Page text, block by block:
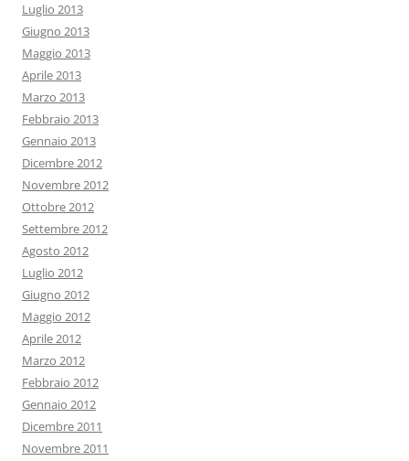
Luglio 2013
Giugno 2013
Maggio 2013
Aprile 2013
Marzo 2013
Febbraio 2013
Gennaio 2013
Dicembre 2012
Novembre 2012
Ottobre 2012
Settembre 2012
Agosto 2012
Luglio 2012
Giugno 2012
Maggio 2012
Aprile 2012
Marzo 2012
Febbraio 2012
Gennaio 2012
Dicembre 2011
Novembre 2011